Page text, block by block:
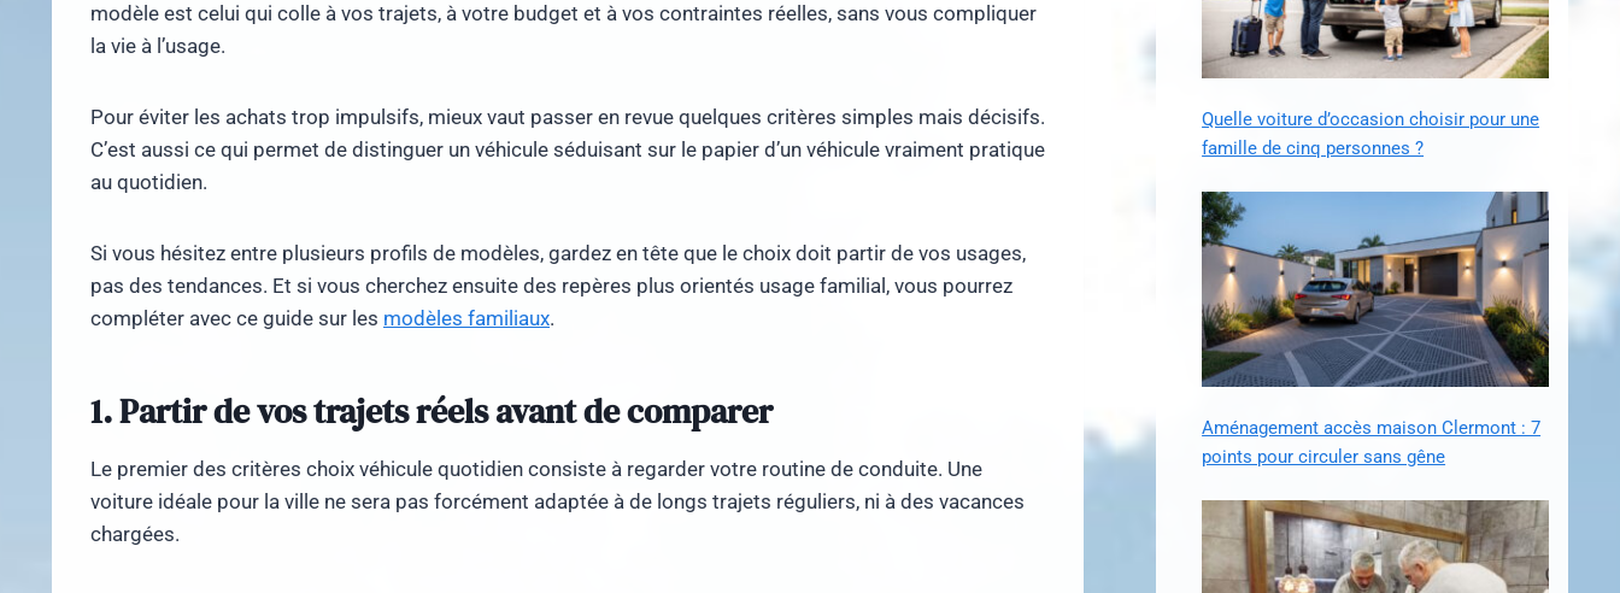
modèle est celui qui colle à vos trajets, à votre budget et à vos contraintes réelles, sans vous compliquer
la vie à l’usage.
Pour éviter les achats trop impulsifs, mieux vaut passer en revue quelques critères simples mais décisifs.
C’est aussi ce qui permet de distinguer un véhicule séduisant sur le papier d’un véhicule vraiment pratique
au quotidien.
Si vous hésitez entre plusieurs profils de modèles, gardez en tête que le choix doit partir de vos usages,
pas des tendances. Et si vous cherchez ensuite des repères plus orientés usage familial, vous pourrez
compléter avec ce guide sur les modèles familiaux.
1. Partir de vos trajets réels avant de comparer
Le premier des critères choix véhicule quotidien consiste à regarder votre routine de conduite. Une
voiture idéale pour la ville ne sera pas forcément adaptée à de longs trajets réguliers, ni à des vacances
chargées.
Quelle voiture d’occasion choisir pour une
famille de cinq personnes ?
Aménagement accès maison Clermont : 7
points pour circuler sans gêne